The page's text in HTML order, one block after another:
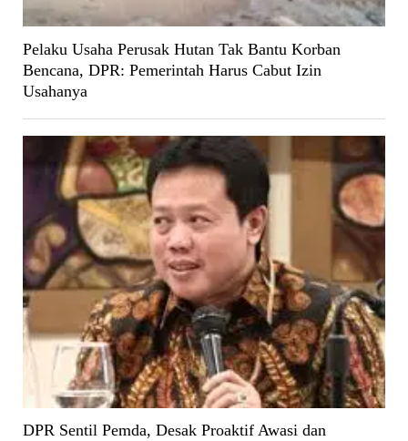
Pelaku Usaha Perusak Hutan Tak Bantu Korban
Bencana, DPR: Pemerintah Harus Cabut Izin
Usahanya
DPR Sentil Pemda, Desak Proaktif Awasi dan